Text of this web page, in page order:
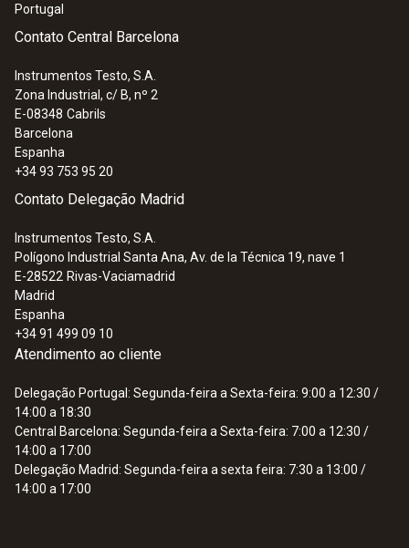
Portugal
Contato Central Barcelona
Instrumentos Testo, S.A.
Zona Industrial, c/ B, nº 2
E-08348 Cabrils
Barcelona
Espanha
+34 93 753 95 20
Contato Delegação Madrid
Instrumentos Testo, S.A.
Polígono Industrial Santa Ana, Av. de la Técnica 19, nave 1
E-28522 Rivas-Vaciamadrid
Madrid
Espanha
+34 91 499 09 10
Atendimento ao cliente
Delegação Portugal: Segunda-feira a Sexta-feira: 9:00 a 12:30 /
14:00 a 18:30
Central Barcelona: Segunda-feira a Sexta-feira: 7:00 a 12:30 /
14:00 a 17:00
Delegação Madrid: Segunda-feira a sexta feira: 7:30 a 13:00 /
14:00 a 17:00